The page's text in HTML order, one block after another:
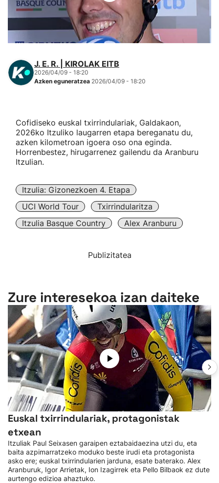
Herri-kirolak
Eskubaloia
Kirolak 360
Mendi-lasterketak
Kirol gehiago
J. E. R. | KIROLAK EITB
2026/04/09 - 18:20
Azken eguneratzea 2026/04/09 - 18:20
Cofidiseko euskal txirrindulariak, Galdakaon,
2026ko Itzuliko laugarren etapa bereganatu du,
azken kilometroan igoera oso ona eginda.
Horrenbestez, hirugarrenez gailendu da Aranburu
Itzulian.
Itzulia: Gizonezkoen 4. Etapa
UCI World Tour
Txirrindularitza
Itzulia Basque Country
Alex Aranburu
Publizitatea
Zure interesekoa izan daiteke
Euskal txirrindulariak, protagonistak
etxean
Itzuliak Paul Seixasen garaipen eztabaidaezina utzi du, eta
baita azpimarratzeko moduko beste irudi eta protagonista
asko ere; euskal txirrindularien jarduna, esate baterako. Alex
Aranburuk, Igor Arrietak, Ion Izagirrek eta Pello Bilbaok ez dute
aurtengo edizioa ahaztuko.